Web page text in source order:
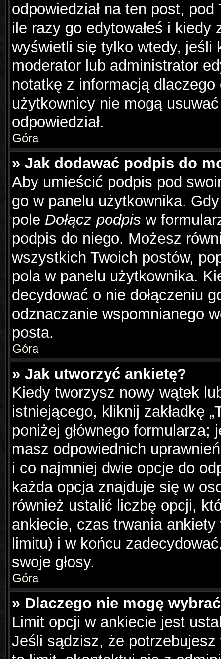
odpowiedział na ten post,
ile razy go edytowałeś i kiedy
wyświetli się tylko wtedy, jeśli
moderator lub administrator
notatkę z informacją
użytkownicy nie mogą
odpowiedział.
Góra
» Jak dodawać podpis do
Aby umieścić podpis pod
go w panelu użytkownika.
pole Dołącz podpis w
podpis do niego. Możesz
wszystkich Twoich postów,
pola w panelu użytkownika.
decydować o nie dołączeniu
odznaczanie wspomnianego
posta.
Góra
» Jak utworzyć ankietę?
Kiedy tworzysz nowy wątek
istniejącego, kliknij zakładkę
poniżej głównego
masz odpowiednich
i co najmniej dwie opcje do
każda opcja znajduje się w
również ustalić liczbę opcji,
ankiecie, czas trwania
limitu) i w końcu
swoje głosy.
Góra
» Dlaczego nie mogę
Limit opcji w ankiecie jest
Jeśli sądzisz, że